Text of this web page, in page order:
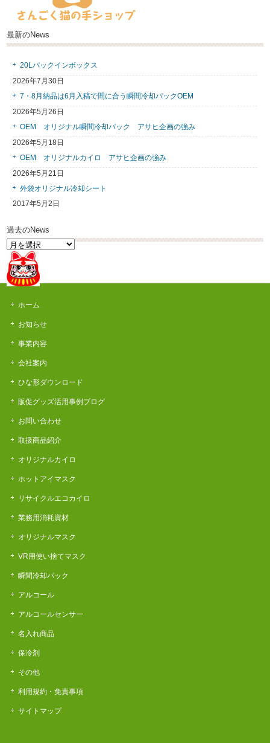
最新のNews
20Lバックインボックス
2026年7月30日
7・8月納品は6月入稿で間に合う瞬間冷却パックOEM
2026年5月26日
OEM オリジナル瞬間冷却パック アサヒ企画の強み
2026年5月18日
OEM オリジナルカイロ アサヒ企画の強み
2026年5月21日
外袋オリジナル冷却シート
2017年5月2日
過去のNews
過
去
の
News
ホーム
お知らせ
事業内容
会社案内
ひな形ダウンロード
販促グッズ活用事例ブログ
お問い合わせ
取扱商品紹介
オリジナルカイロ
ホットアイマスク
リサイクルエコカイロ
業務用消耗資材
オリジナルマスク
VR用使い捨てマスク
瞬間冷却パック
アルコール
アルコールセンサー
名入れ商品
保冷剤
その他
利用規約・免責事項
サイトマップ